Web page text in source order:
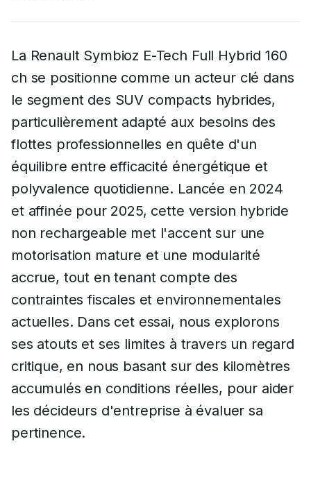
La Renault Symbioz E-Tech Full Hybrid 160
ch se positionne comme un acteur clé dans
le segment des SUV compacts hybrides,
particulièrement adapté aux besoins des
flottes professionnelles en quête d'un
équilibre entre efficacité énergétique et
polyvalence quotidienne. Lancée en 2024
et affinée pour 2025, cette version hybride
non rechargeable met l'accent sur une
motorisation mature et une modularité
accrue, tout en tenant compte des
contraintes fiscales et environnementales
actuelles. Dans cet essai, nous explorons
ses atouts et ses limites à travers un regard
critique, en nous basant sur des kilomètres
accumulés en conditions réelles, pour aider
les décideurs d'entreprise à évaluer sa
pertinence.